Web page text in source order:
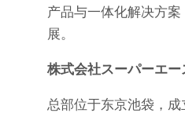
产品与一体化解决方
展。
株式会社スーパーエー
总部位于东京池袋，